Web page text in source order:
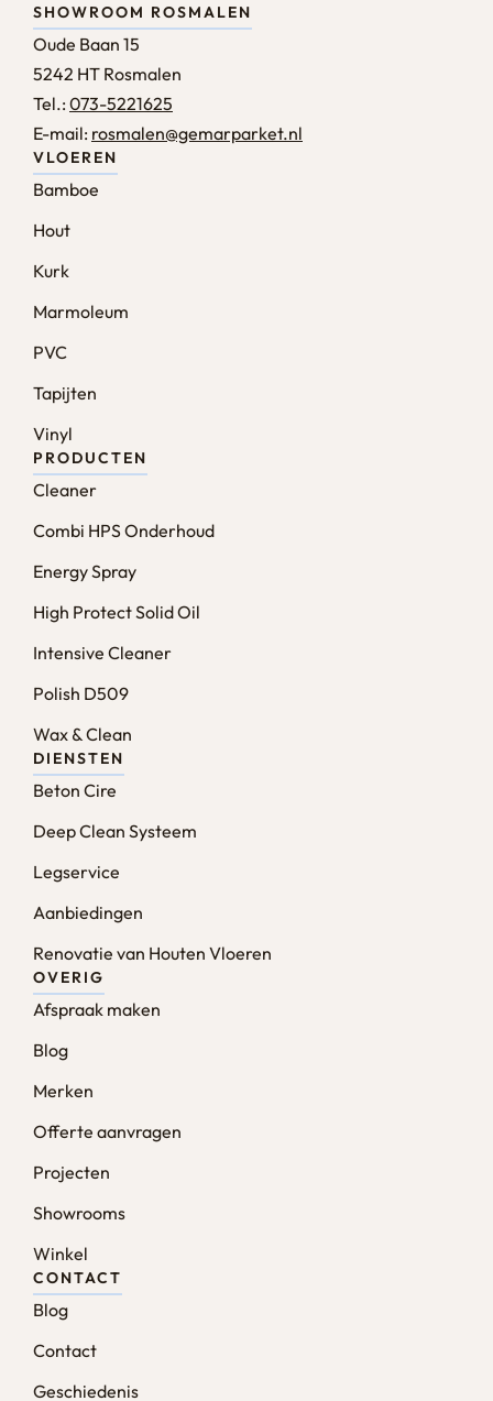
SHOWROOM ROSMALEN
Oude Baan 15
5242 HT Rosmalen
Tel.: 073-5221625
E-mail: rosmalen@gemarparket.nl
VLOEREN
Bamboe
Hout
Kurk
Marmoleum
PVC
Tapijten
Vinyl
PRODUCTEN
Cleaner
Combi HPS Onderhoud
Energy Spray
High Protect Solid Oil
Intensive Cleaner
Polish D509
Wax & Clean
DIENSTEN
Beton Cire
Deep Clean Systeem
Legservice
Aanbiedingen
Renovatie van Houten Vloeren
OVERIG
Afspraak maken
Blog
Merken
Offerte aanvragen
Projecten
Showrooms
Winkel
CONTACT
Blog
Contact
Geschiedenis